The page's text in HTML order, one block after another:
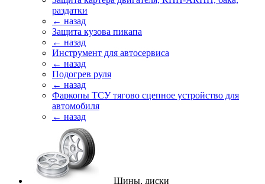
раздатки
← назад
Защита кузова пикапа
← назад
Инструмент для автосервиса
← назад
Подогрев руля
← назад
Фаркопы ТСУ тягово сцепное устройство для
автомобиля
← назад
Шины, диски